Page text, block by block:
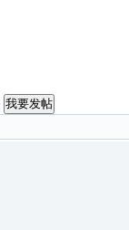
我要发帖